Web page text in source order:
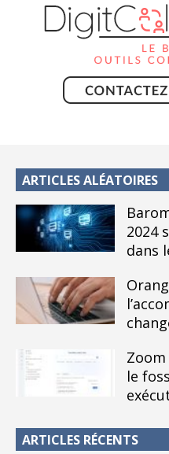
ARTICLES ALÉATOIRES
2024
dans
Zoom
le
ARTICLES RÉCENTS